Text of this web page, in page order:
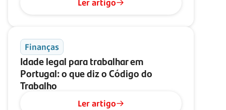
Ler artigo
Finanças
Idade legal para trabalhar em
Portugal: o que diz o Código do
Trabalho
Ler artigo